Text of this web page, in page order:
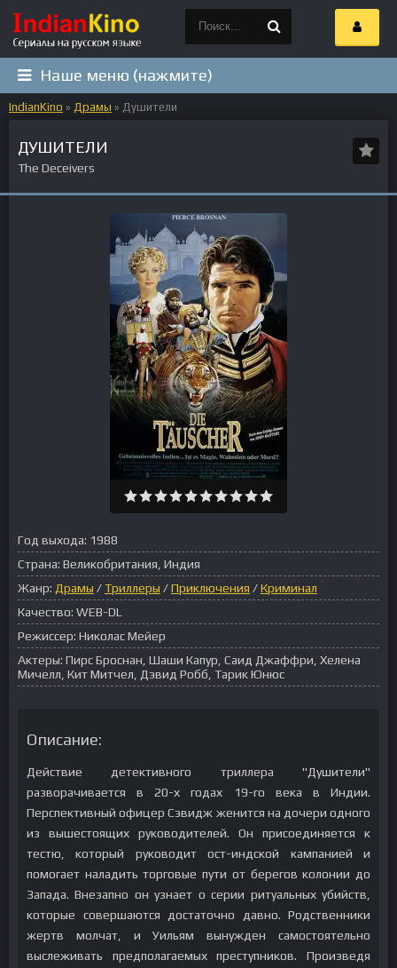
Наше меню (нажмите)
IndianKino » Драмы » Душители
ДУШИТЕЛИ
The Deceivers
Год выхода: 1988
Страна: Великобритания, Индия
Жанр: Драмы /Триллеры /Приключения /Криминал
Качество: WEB-DL
Режиссер: Николас Мейер
Актеры: Пирс Броснан, Шаши Капур, Саид Джаффри, Хелена
Мичелл, Кит Митчел, Дэвид Робб, Тарик Юнюс
Описание:
Действие детективного триллера "Душители"
разворачивается в 20-х годах 19-го века в Индии.
Перспективный офицер Сэвидж женится на дочери одного
из вышестоящих руководителей. Он присоединяется к
тестю, который руководит ост-индской кампанией и
помогает наладить торговые пути от берегов колонии до
Запада. Внезапно он узнает о серии ритуальных убийств,
которые совершаются достаточно давно. Родственники
жертв молчат, и Уильям вынужден самостоятельно
выслеживать предполагаемых преступников. Произведя